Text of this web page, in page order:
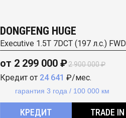
DONGFENG HUGE
Executive 1.5T 7DCT (197 л.с.) FWD
от 2 299 000 ₽2 900 000 ₽
Кредит от 24 641 ₽/мес.
гарантия 3 года / 100 000 км
КРЕДИТ TRADE IN